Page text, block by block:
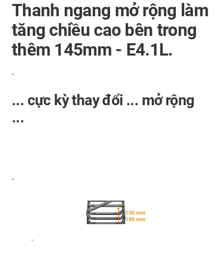
Thanh ngang mở rộng làm
tăng chiều cao bên trong
thêm 145mm - E4.1L.
-
... cực kỳ thay đổi ... mở rộng
...
-
-